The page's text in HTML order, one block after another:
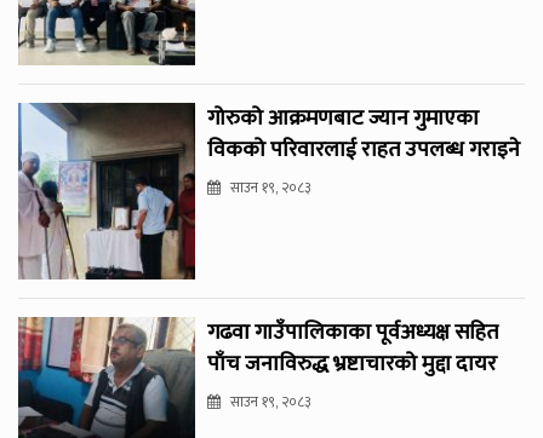
गोरुको आक्रमणबाट ज्यान गुमाएका
विकको परिवारलाई राहत उपलब्ध गराइने
साउन १९, २०८३
गढवा गाउँपालिकाका पूर्वअध्यक्ष सहित
पाँच जनाविरुद्ध भ्रष्टाचारको मुद्दा दायर
साउन १९, २०८३